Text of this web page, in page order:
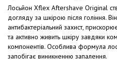
Лосьйон Xflex Aftershave Original
догляду за шкірою після гоління.
антибактеріальний захист,
та активно живить шкіру завдяки
компонентів. Особлива формула
запобігає виникненню запалення.